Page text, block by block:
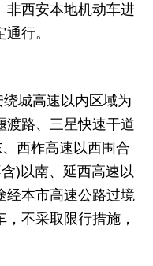
非西安本地机动车进
行。
城高速以内区域为
渡路、三星快速干道
西柞高速以西围合
)以南、延西高速以
经本市高速公路过境
不采取限行措施，